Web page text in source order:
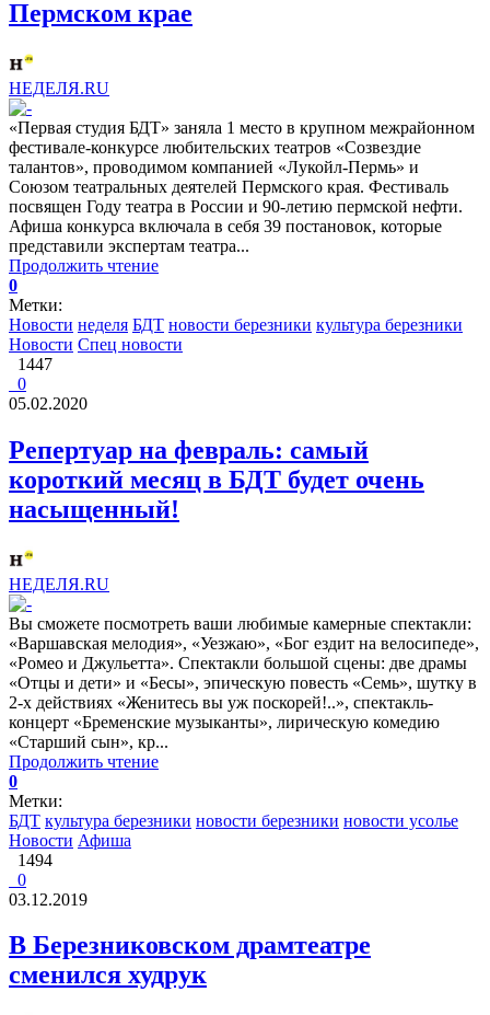
Пермском крае
НЕДЕЛЯ.RU
«Первая студия БДТ» заняла 1 место в крупном межрайонном
фестивале-конкурсе любительских театров «Созвездие
талантов», проводимом компанией «Лукойл-Пермь» и
Союзом театральных деятелей Пермского края. Фестиваль
посвящен Году театра в России и 90-летию пермской нефти.
Афиша конкурса включала в себя 39 постановок, которые
представили экспертам театра...
Продолжить чтение
0
Метки:
Новости неделя БДТ новости березники культура березники
Новости Спец новости
1447
0
05.02.2020
Репертуар на февраль: самый
короткий месяц в БДТ будет очень
насыщенный!
НЕДЕЛЯ.RU
Вы сможете посмотреть ваши любимые камерные спектакли:
«Варшавская мелодия», «Уезжаю», «Бог ездит на велосипеде»,
«Ромео и Джульетта». Спектакли большой сцены: две драмы
«Отцы и дети» и «Бесы», эпическую повесть «Семь», шутку в
2-х действиях «Женитесь вы уж поскорей!..», спектакль-
концерт «Бременские музыканты», лирическую комедию
«Старший сын», кр...
Продолжить чтение
0
Метки:
БДТ культура березники новости березники новости усолье
Новости Афиша
1494
0
03.12.2019
В Березниковском драмтеатре
сменился худрук